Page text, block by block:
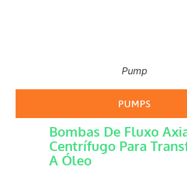
Pump
PUMPS
Bombas De Fluxo
Centrífugo Para
A Óleo